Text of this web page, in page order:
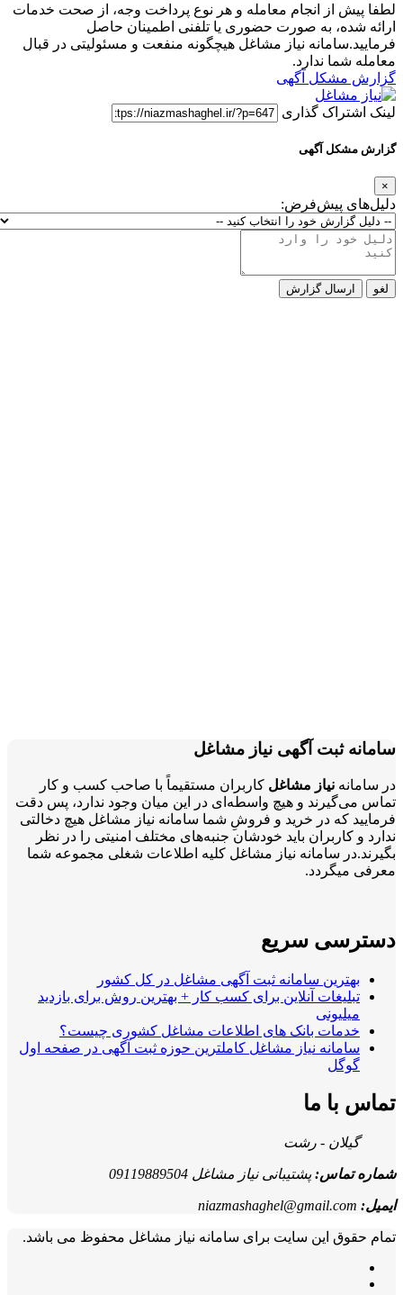
لطفا پیش از انجام معامله و هر نوع پرداخت وجه، از صحت خدمات
ارائه شده، به صورت حضوری یا تلفنی اطمینان حاصل
فرمایید.سامانه نیاز مشاغل هیچگونه منفعت و مسئولیتی در قبال
معامله شما ندارد.
گزارش مشکل آگهی
لینک اشتراک گذاری
گزارش مشکل آگهی
×
دلیل‌های پیش‌فرض:
لغو ارسال گزارش
سامانه ثبت آگهی نیاز مشاغل
در سامانه نیاز مشاغلکاربران مستقیماً با صاحب کسب و کار
تماس می‌گیرند و هیچ واسطه‌ای در این میان وجود ندارد، پس دقت
فرمایید که در خرید و فروشِ شما سامانه نیاز مشاغل هیچ دخالتی
ندارد و کاربران باید خودشان جنبه‌های مختلف امنیتی را در نظر
بگیرند.در سامانه نیاز مشاغل کلیه اطلاعات شغلی مجموعه شما
معرفی میگردد.
دسترسی سریع
بهترین سامانه ثبت آگهی مشاغل در کل کشور
تبلیغات آنلاین برای کسب کار + بهترین روش برای بازدید
میلیونی
خدمات بانک های اطلاعات مشاغل کشوری چیست؟
سامانه نیاز مشاغل کاملترین حوزه ثبت آگهی در صفحه اول
گوگل
تماس با ما
گیلان - رشت
شماره تماس:پشتیبانی نیاز مشاغل 09119889504
ایمیل: niazmashaghel@gmail.com
تمام حقوق این سایت برای سامانه نیاز مشاغل محفوظ می باشد.